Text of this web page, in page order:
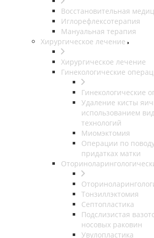
Восстановительная
Иглорефлексотерапия
Мануальная терапия
Хирургическое лечение
Хирургическое лечение
Гинекологические
Гинекологические
Удаление кисты
использованием
технологий
Миомэктомия
Операции по
придатках матки
Тонзиллэктомия
Септопластика
Подслизистая
носовых раковин
Увулопластика